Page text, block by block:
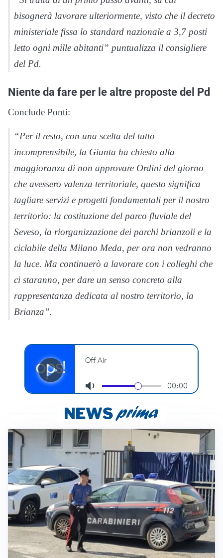
bisognerà lavorare ulteriormente, visto che il decreto
ministeriale fissa lo standard nazionale a 3,7 posti
letto ogni mille abitanti” puntualizza il consigliere
del Pd.
Niente da fare per le altre proposte del Pd
Conclude Ponti:
“Per il resto, con una scelta del tutto
incomprensibile, la Giunta ha chiesto alla
maggioranza di non approvare Ordini del giorno
che avessero valenza territoriale, questo significa
tagliare servizi e progetti fondamentali per il nostro
territorio: la costituzione del parco fluviale del
Seveso, la riorganizzazione dei parchi brianzoli e la
ciclabile della Milano Meda, per ora non vedranno
la luce. Ma continuerò a lavorare con i colleghi che
ci staranno, per dare un senso concreto alla
rappresentanza dedicata al nostro territorio, la
Brianza”.